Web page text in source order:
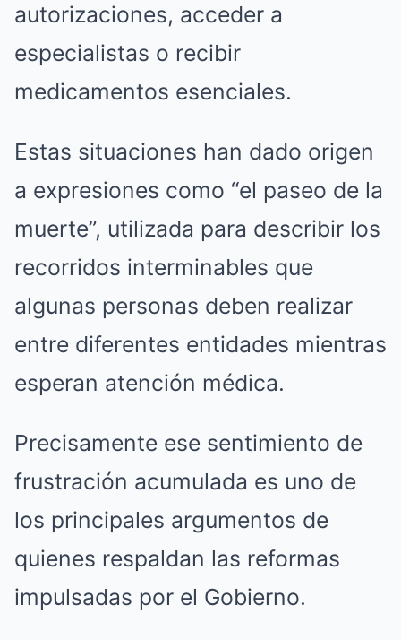
autorizaciones, acceder a
especialistas o recibir
medicamentos esenciales.
Estas situaciones han dado origen
a expresiones como “el paseo de la
muerte”, utilizada para describir los
recorridos interminables que
algunas personas deben realizar
entre diferentes entidades mientras
esperan atención médica.
Precisamente ese sentimiento de
frustración acumulada es uno de
los principales argumentos de
quienes respaldan las reformas
impulsadas por el Gobierno.